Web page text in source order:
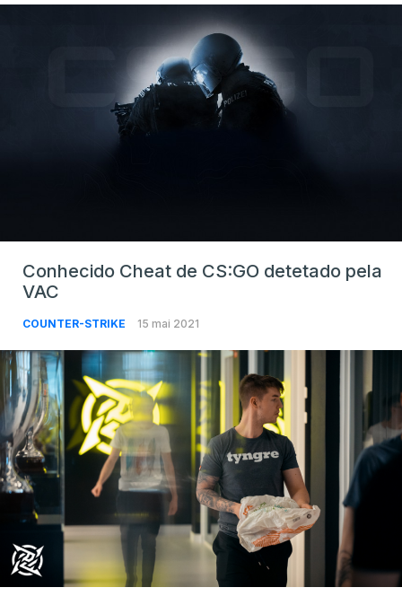
Conhecido Cheat de CS:GO detetado pela
VAC
COUNTER-STRIKE 15 mai 2021